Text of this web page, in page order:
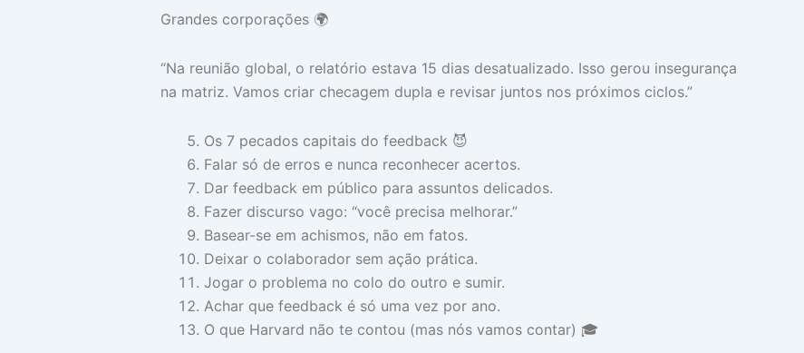
Grandes corporações 🌍
“Na reunião global, o relatório estava 15 dias desatualizado. Isso gerou insegurança
na matriz. Vamos criar checagem dupla e revisar juntos nos próximos ciclos.”
Os 7 pecados capitais do feedback 😈
Falar só de erros e nunca reconhecer acertos.
Dar feedback em público para assuntos delicados.
Fazer discurso vago: “você precisa melhorar.”
Basear-se em achismos, não em fatos.
Deixar o colaborador sem ação prática.
Jogar o problema no colo do outro e sumir.
Achar que feedback é só uma vez por ano.
O que Harvard não te contou (mas nós vamos contar) 🎓